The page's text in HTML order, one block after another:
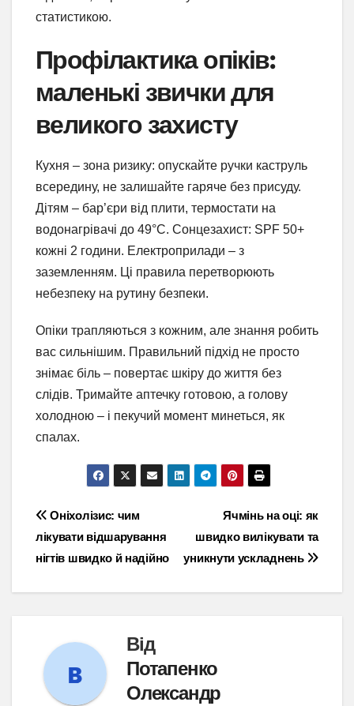
статистикою.
Профілактика опіків:
маленькі звички для
великого захисту
Кухня – зона ризику: опускайте ручки каструль
всередину, не залишайте гаряче без присуду.
Дітям – бар’єри від плити, термостати на
водонагрівачі до 49°C. Сонцезахист: SPF 50+
кожні 2 години. Електроприлади – з
заземленням. Ці правила перетворюють
небезпеку на рутину безпеки.
Опіки трапляються з кожним, але знання робить
вас сильнішим. Правильний підхід не просто
знімає біль – повертає шкіру до життя без
слідів. Тримайте аптечку готовою, а голову
холодною – і пекучий момент минеться, як
спалах.
Навігація
записів
Ячмінь на оці: як
швидко вилікувати та
уникнути ускладнень
Оніхолізис: чим
лікувати відшарування
нігтів швидко й надійно
Від
Потапенко
Олександр